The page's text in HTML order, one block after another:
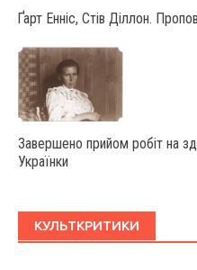
Ґарт Енніс, Стів Діллон.
Завершено прийом робіт на
Українки
КУЛЬТКРИТИКИ